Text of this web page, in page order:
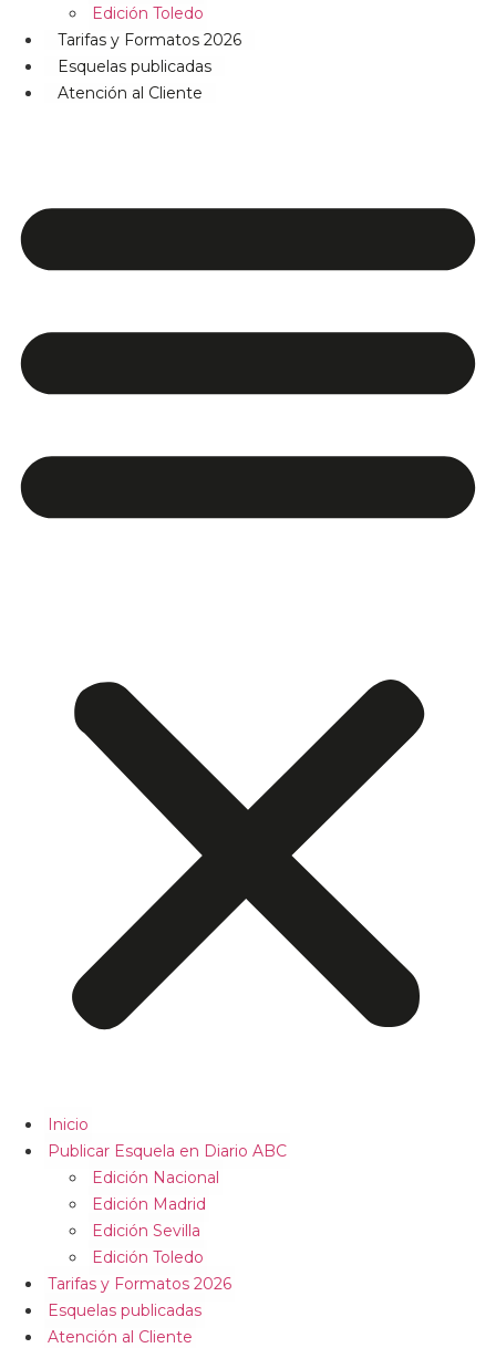
Edición Toledo
Tarifas y Formatos 2026
Esquelas publicadas
Atención al Cliente
Inicio
Publicar Esquela en Diario ABC
Edición Nacional
Edición Madrid
Edición Sevilla
Edición Toledo
Tarifas y Formatos 2026
Esquelas publicadas
Atención al Cliente